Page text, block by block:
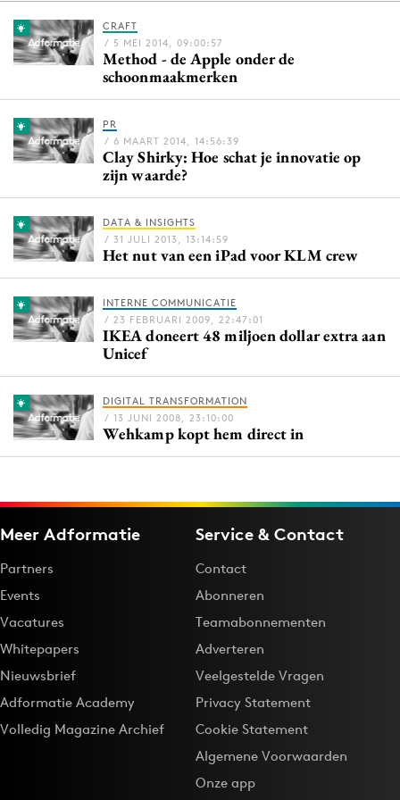
Menu
9 sept: GenAI-training
12 nov: MarketingLive!
Events
Opleidingen
Vacatures
Academy
Partners
Artificial Intelligence
Bureaus
Campagnes
Contentmarketing
Craft
Data & Insights
Design
Digital transformation
Diversiteit
Effectiviteit
Gedragsverandering
Influencer marketing
CRAFT
/ 5 MEI 2014, 09:00:57
Method - de Apple onder de
schoonmaakmerken
PR
/ 6 MAART 2014, 14:56:39
Clay Shirky: Hoe schat je innovatie op
zijn waarde?
DATA & INSIGHTS
/ 31 JULI 2013, 13:14:59
Het nut van een iPad voor KLM crew
INTERNE COMMUNICATIE
/ 23 FEBRUARI 2009, 22:47:01
IKEA doneert 48 miljoen dollar extra aan
Unicef
DIGITAL TRANSFORMATION
/ 13 JUNI 2008, 23:10:00
Wehkamp kopt hem direct in
Meer Adformatie
Partners
Events
Vacatures
Whitepapers
Nieuwsbrief
Adformatie Academy
Volledig Magazine Archief
Service & Contact
Contact
Abonneren
Teamabonnementen
Adverteren
Veelgestelde Vragen
Privacy Statement
Cookie Statement
Algemene Voorwaarden
Onze app